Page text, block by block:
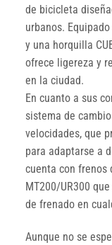
de bicicleta
urbanos.
y una horquilla
ofrece ligereza y
en la ciudad.
En cuanto a sus
sistema de
velocidades, que
para adaptarse a
cuenta con frenos
MT200/UR300
de frenado en
Aunque no se